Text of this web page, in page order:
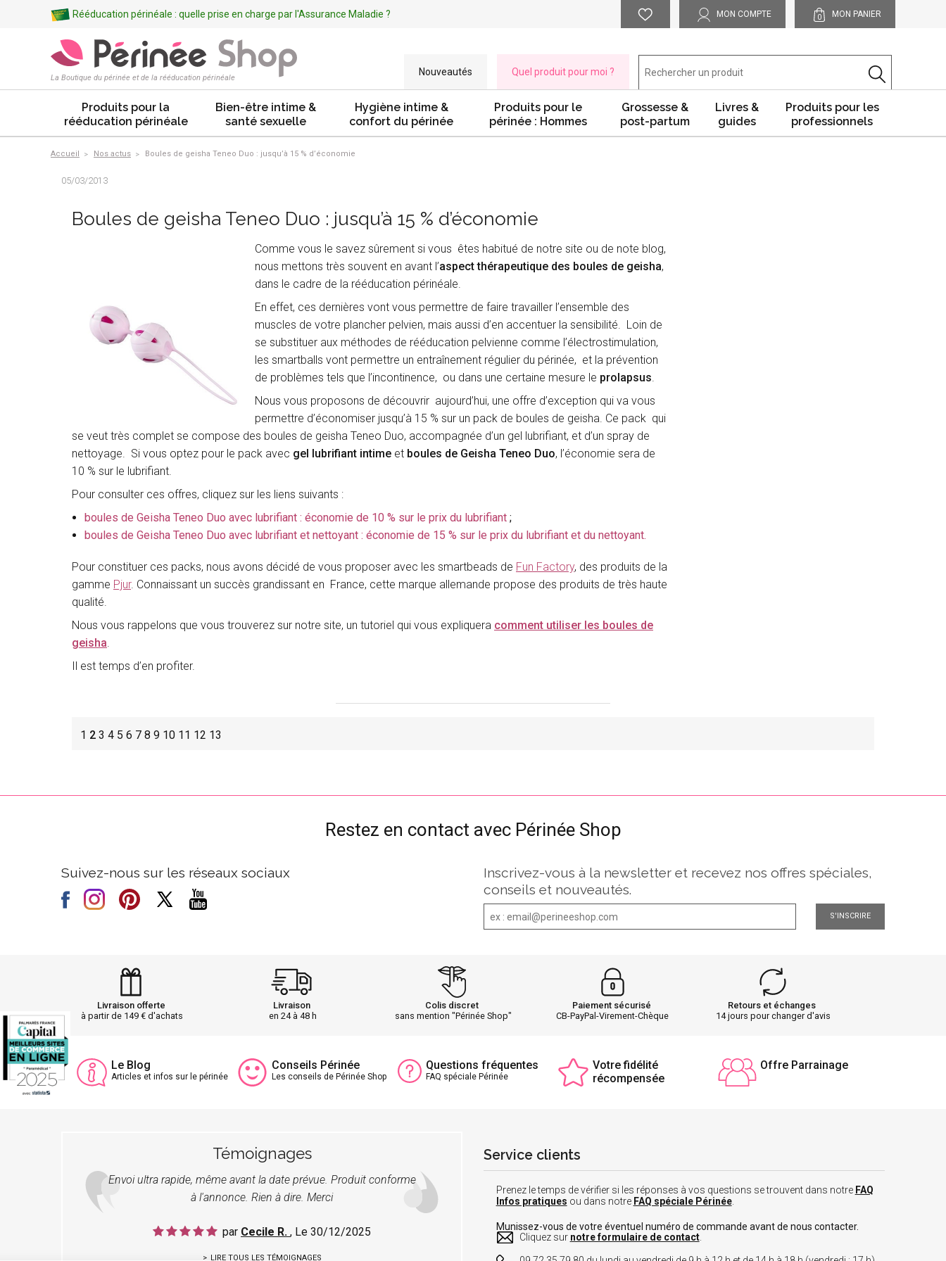
Rééducation périnéale : quelle prise en charge par l'Assurance Maladie ? MON COMPTE 0 MON PANIER
La Boutique du périnée et de la rééducation périnéale
Nouveautés Quel produit pour moi ?
Produits pour la
rééducation périnéale
Bien-être intime &
santé sexuelle
Hygiène intime &
confort du périnée
Produits pour le
périnée : Hommes
Grossesse &
post-partum
Livres &
guides
Produits pour les
professionnels
Accueil Nos actus Boules de geisha Teneo Duo : jusqu’à 15 % d’économie
05/03/2013
Boules de geisha Teneo Duo : jusqu’à 15 % d’économie
Comme vous le savez sûrement si vous êtes habitué de notre site ou de note blog,
nous mettons très souvent en avant l’aspect thérapeutique des boules de geisha,
dans le cadre de la rééducation périnéale.
En effet, ces dernières vont vous permettre de faire travailler l’ensemble des
muscles de votre plancher pelvien, mais aussi d’en accentuer la sensibilité. Loin de
se substituer aux méthodes de rééducation pelvienne comme l’électrostimulation,
les smartballs vont permettre un entraînement régulier du périnée, et la prévention
de problèmes tels que l’incontinence, ou dans une certaine mesure le prolapsus.
Nous vous proposons de découvrir aujourd’hui, une offre d’exception qui va vous
permettre d’économiser jusqu’à 15 % sur un pack de boules de geisha. Ce pack qui
se veut très complet se compose des boules de geisha Teneo Duo, accompagnée d’un gel lubrifiant, et d’un spray de
nettoyage. Si vous optez pour le pack avec gel lubrifiant intime et boules de Geisha Teneo Duo, l’économie sera de
10 % sur le lubrifiant.
Pour consulter ces offres, cliquez sur les liens suivants :
boules de Geisha Teneo Duo avec lubrifiant : économie de 10 % sur le prix du lubrifiant;
boules de Geisha Teneo Duo avec lubrifiant et nettoyant : économie de 15 % sur le prix du lubrifiant et du nettoyant.
Pour constituer ces packs, nous avons décidé de vous proposer avec les smartbeads de Fun Factory, des produits de la
gamme Pjur. Connaissant un succès grandissant en France, cette marque allemande propose des produits de très haute
qualité.
Nous vous rappelons que vous trouverez sur notre site, un tutoriel qui vous expliquera comment utiliser les boules de
geisha.
Il est temps d’en profiter.
1 2 3 4 5 6 7 8 9 10 11 12 13
Restez en contact avec Périnée Shop
Suivez-nous sur les réseaux sociaux
Inscrivez-vous à la newsletter et recevez nos offres spéciales,
conseils et nouveautés.
S'INSCRIRE
Livraison offerte
à partir de 149 € d'achats
Livraison
en 24 à 48 h
Colis discret
sans mention "Périnée Shop"
Paiement sécurisé
CB-PayPal-Virement-Chèque
Retours et échanges
14 jours pour changer d'avis
Le Blog
Articles et infos sur le périnée
Conseils Périnée
Les conseils de Périnée Shop
Questions fréquentes
FAQ spéciale Périnée
Votre fidélité
récompensée
Offre Parrainage
Témoignages
Envoi ultra rapide, même avant la date prévue. Produit conforme
à l'annonce. Rien à dire. Merci
par Cecile R. , Le 30/12/2025
LIRE TOUS LES TÉMOIGNAGES
Service clients
Prenez le temps de vérifier si les réponses à vos questions se trouvent dans notre FAQ
Infos pratiques ou dans notre FAQ spéciale Périnée.
Munissez-vous de votre éventuel numéro de commande avant de nous contacter.
Cliquez sur notre formulaire de contact.